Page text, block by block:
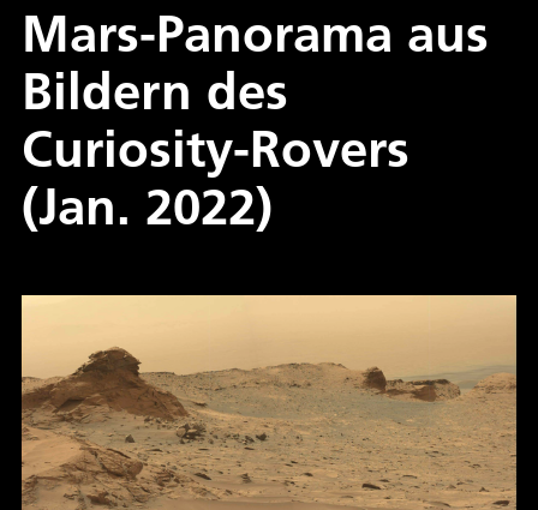
Mars-Panorama aus
Bildern des
Curiosity-Rovers
(Jan. 2022)